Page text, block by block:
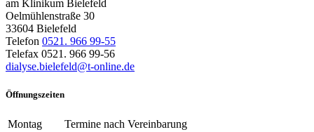
am Klinikum Bielefeld
Oelmühlenstraße 30
33604 Bielefeld
Telefon 0521. 966 99-55
Telefax 0521. 966 99-56
dialyse.bielefeld@t-online.de
Öffnungszeiten
Montag
Termine nach Vereinbarung